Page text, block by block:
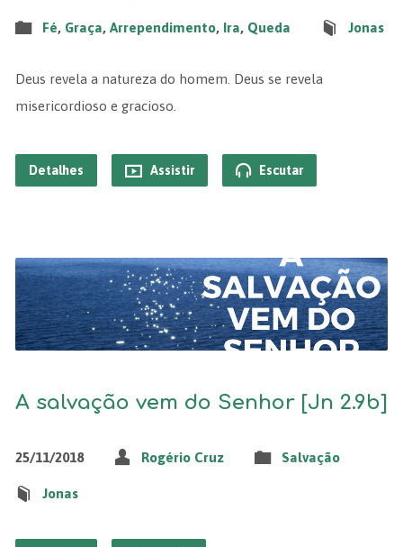
Fé, Graça, Arrependimento, Ira, Queda Jonas
Deus revela a natureza do homem. Deus se revela
misericordioso e gracioso.
Detalhes Assistir Escutar
A salvação vem do Senhor [Jn 2.9b]
25/11/2018 Rogério Cruz Salvação
Jonas